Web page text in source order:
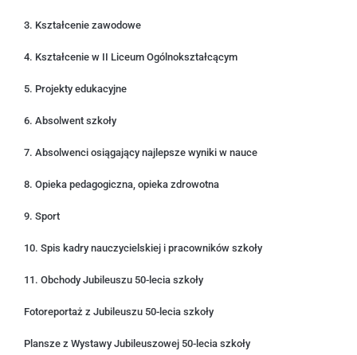
3. Kształcenie zawodowe
4. Kształcenie w II Liceum Ogólnokształcącym
5. Projekty edukacyjne
6. Absolwent szkoły
7. Absolwenci osiągający najlepsze wyniki w nauce
8. Opieka pedagogiczna, opieka zdrowotna
9. Sport
10. Spis kadry nauczycielskiej i pracowników szkoły
11. Obchody Jubileuszu 50-lecia szkoły
Fotoreportaż z Jubileuszu 50-lecia szkoły
Plansze z Wystawy Jubileuszowej 50-lecia szkoły